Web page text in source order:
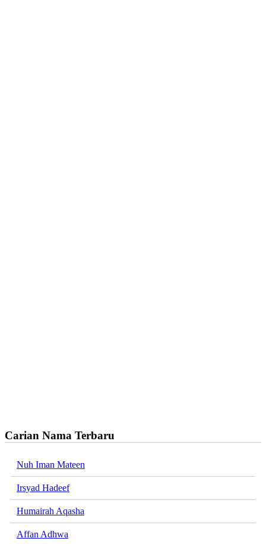
Carian Nama Terbaru
Nuh Iman Mateen
Irsyad Hadeef
Humairah Aqasha
Affan Adhwa